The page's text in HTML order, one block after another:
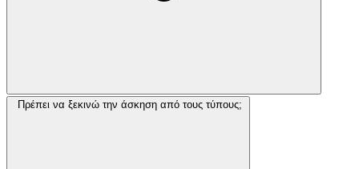
Πρέπει να ξεκινώ την άσκηση από τους τύπους;